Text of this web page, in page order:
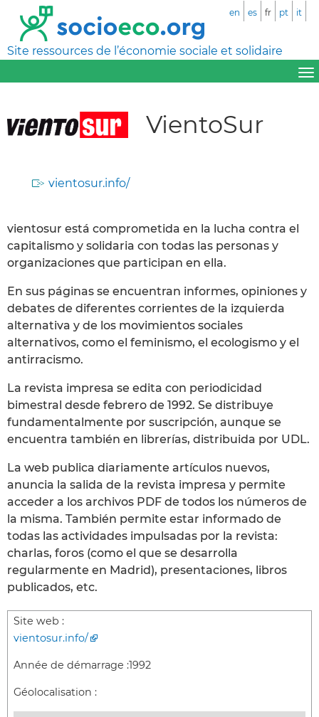
Site ressources de l’économie sociale et solidaire
en es fr pt it
VientoSur
vientosur.info/
vientosur está comprometida en la lucha contra el
capitalismo y solidaria con todas las personas y
organizaciones que participan en ella.
En sus páginas se encuentran informes, opiniones y
debates de diferentes corrientes de la izquierda
alternativa y de los movimientos sociales
alternativos, como el feminismo, el ecologismo y el
antirracismo.
La revista impresa se edita con periodicidad
bimestral desde febrero de 1992. Se distribuye
fundamentalmente por suscripción, aunque se
encuentra también en librerías, distribuida por UDL.
La web publica diariamente artículos nuevos,
anuncia la salida de la revista impresa y permite
acceder a los archivos PDF de todos los números de
la misma. También permite estar informado de
todas las actividades impulsadas por la revista:
charlas, foros (como el que se desarrolla
regularmente en Madrid), presentaciones, libros
publicados, etc.
Site web :
vientosur.info/
Année de démarrage :1992
Géolocalisation :